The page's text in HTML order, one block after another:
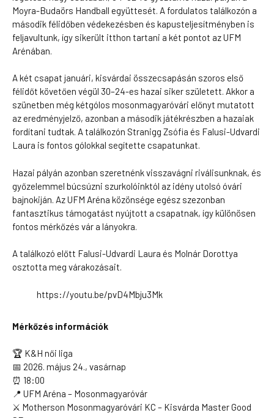
Moyra-Budaörs Handball együttesét. A fordulatos találkozón a
második félidőben védekezésben és kapusteljesítményben is
feljavultunk, így sikerült itthon tartani a két pontot az UFM
Arénában.
A két csapat januári, kisvárdai összecsapásán szoros első
félidőt követően végül 30–24-es hazai siker született. Akkor a
szünetben még kétgólos mosonmagyaróvári előnyt mutatott
az eredményjelző, azonban a második játékrészben a hazaiak
fordítani tudtak. A találkozón Stranigg Zsófia és Falusi-Udvardi
Laura is fontos gólokkal segítette csapatunkat.
Hazai pályán azonban szeretnénk visszavágni riválisunknak, és
győzelemmel búcsúzni szurkolóinktól az idény utolsó óvári
bajnokiján. Az UFM Aréna közönsége egész szezonban
fantasztikus támogatást nyújtott a csapatnak, így különösen
fontos mérkőzés vár a lányokra.
A találkozó előtt Falusi-Udvardi Laura és Molnár Dorottya
osztotta meg várakozásait.
https://youtu.be/pvD4Mbju3Mk
Mérkőzés információk
🏆 K&H női liga
📅 2026. május 24., vasárnap
⏰ 18:00
📍 UFM Aréna – Mosonmagyaróvár
⚔️ Motherson Mosonmagyaróvári KC – Kisvárda Master Good